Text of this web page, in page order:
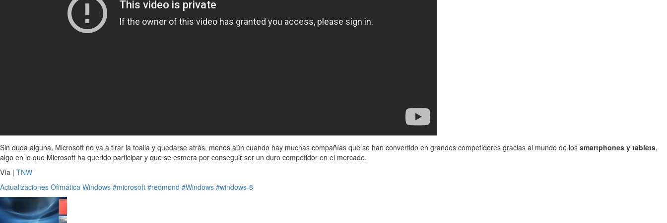
Sin duda alguna, Microsoft no va a tirar la toalla y quedarse atrás, menos aún cuando hay muchas compañías que se han convertido en grandes competidores gracias al mundo de los smartphones y tablets,
algo en lo que Microsoft ha querido participar y que se esmera por conseguir ser un duro competidor en el mercado.
Vía | TNW
Actualizaciones Ofimática Windows #microsoft #redmond #Windows #windows-8